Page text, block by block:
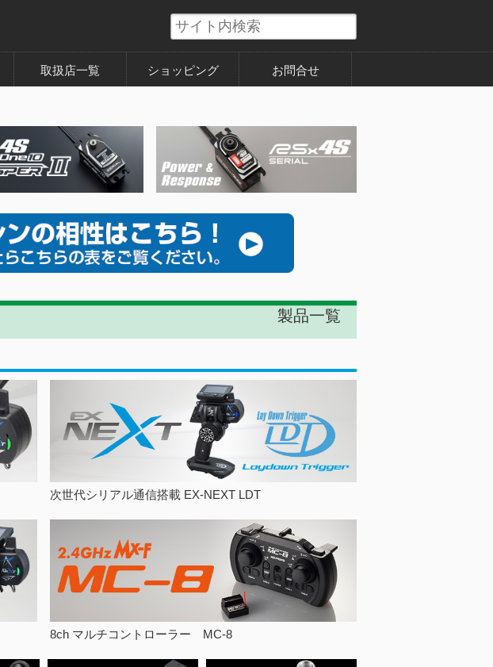
取扱店一覧 ショッピング お問合せ
製品一覧
次世代シリアル通信搭載 EX-NEXT LDT
8ch マルチコントローラー MC-8